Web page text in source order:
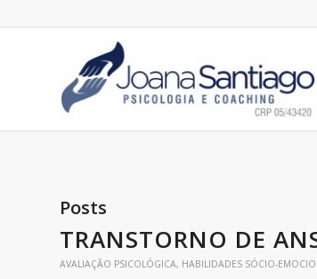
Posts
TRANSTORNO DE
AVALIAÇÃO PSICOLÓGICA, HABILIDADES SÓCIO-